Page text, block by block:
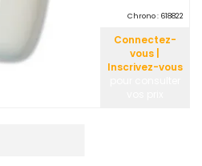
Chrono : 618822
Connectez-
vous |
Inscrivez-vous